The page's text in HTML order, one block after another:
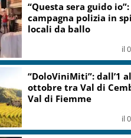
“Questa sera guido io”:
campagna polizia in
locali da ballo
il
“DoloViniMiti”: dall’1
ottobre tra Val di
Val di Fiemme
il